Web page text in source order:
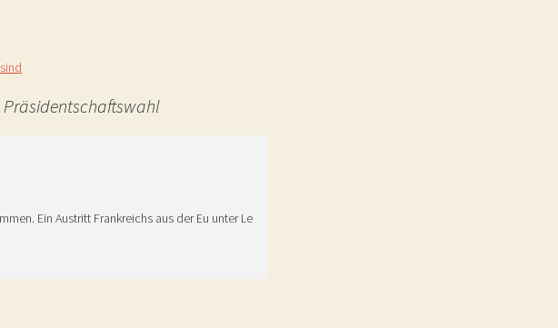
Präsidentschaftswahl
Ein Austritt Frankreichs aus der Eu unter Le